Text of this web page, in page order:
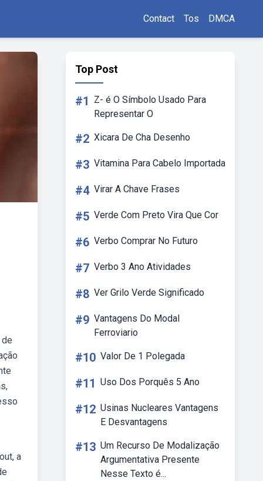
Contact Tos DMCA
a
Top Post
#1
Z- é O Símbolo Usado Para
Representar O
#2 Xicara De Cha Desenho
#3 Vitamina Para Cabelo Importada
#4 Virar A Chave Frases
#5 Verde Com Preto Vira Que Cor
#6 Verbo Comprar No Futuro
#7 Verbo 3 Ano Atividades
#8 Ver Grilo Verde Significado
#9 Vantagens Do Modal
Ferroviario
#10 Valor De 1 Polegada
#11 Uso Dos Porquês 5 Ano
#12 Usinas Nucleares Vantagens
E Desvantagens
#13 Um Recurso De Modalização
Argumentativa Presente
Nesse Texto é...